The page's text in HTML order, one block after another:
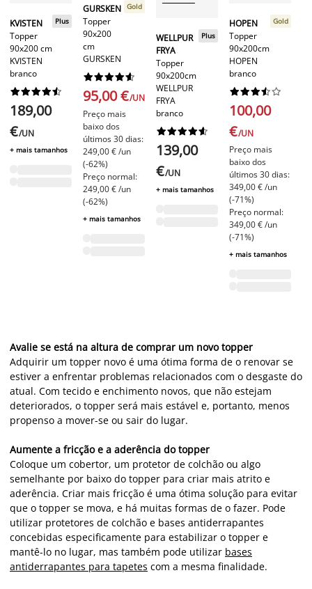
KVISTEN
Topper
90x200 cm
KVISTEN
branco
Plus






189,00
€/UN
+ mais tamanhos
GURSKEN
Topper
90x200
cm
GURSKEN
Gold






95,00 €/UN
Preço mais
baixo dos
últimos 30 dias:
249,00 € /un
(-62%)
Preço normal:
249,00 € /un
(-62%)
+ mais tamanhos
WELLPUR
FRYA
Topper
90x200cm
WELLPUR
FRYA
branco
Plus






139,00
€/UN
+ mais tamanhos
HOPEN
Topper
90x200cm
HOPEN
branco
Gold






100,00
€/UN
Preço mais
baixo dos
últimos 30 dias:
349,00 € /un
(-71%)
Preço normal:
349,00 € /un
(-71%)
+ mais tamanhos
Avalie se está na altura de comprar um novo topper
Adquirir um topper novo é uma ótima forma de o renovar se
estiver a enfrentar problemas relacionados com o desgaste do
atual. Com tecido e enchimento novos, que não estejam
deteriorados, o topper será mais estável e, portanto, menos
propenso a mover-se ou sair do lugar.
Aumente a fricção e a aderência do topper
Coloque um cobertor, um protetor de colchão ou algo
semelhante por baixo do topper para criar mais atrito e
aderência. Criar mais fricção é uma ótima solução para evitar
que o topper se mova, e há muitas formas de o fazer. Pode
utilizar protetores de colchão e bases antiderrapantes
concebidas especificamente para estabilizar o topper e
mantê-lo no lugar, mas também pode utilizar bases
antiderrapantes para tapetes com a mesma finalidade.